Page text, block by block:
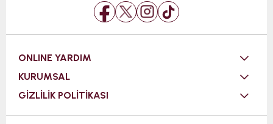
ONLINE YARDIM
KURUMSAL
GİZLİLİK POLİTİKASI